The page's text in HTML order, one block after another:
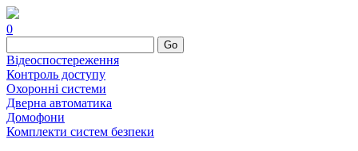
0
Go
Відеоспостереження
Контроль доступу
Охоронні системи
Дверна автоматика
Домофони
Комплекти систем безпеки